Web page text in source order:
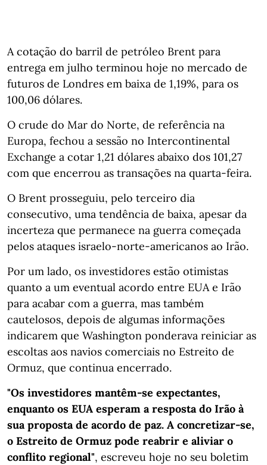
A cotação do barril de petróleo Brent para
entrega em julho terminou hoje no mercado de
futuros de Londres em baixa de 1,19%, para os
100,06 dólares.
O crude do Mar do Norte, de referência na
Europa, fechou a sessão no Intercontinental
Exchange a cotar 1,21 dólares abaixo dos 101,27
com que encerrou as transações na quarta-feira.
O Brent prosseguiu, pelo terceiro dia
consecutivo, uma tendência de baixa, apesar da
incerteza que permanece na guerra começada
pelos ataques israelo-norte-americanos ao Irão.
Por um lado, os investidores estão otimistas
quanto a um eventual acordo entre EUA e Irão
para acabar com a guerra, mas também
cautelosos, depois de algumas informações
indicarem que Washington ponderava reiniciar as
escoltas aos navios comerciais no Estreito de
Ormuz, que continua encerrado.
"Os investidores mantêm-se expectantes,
enquanto os EUA esperam a resposta do Irão à
sua proposta de acordo de paz. A concretizar-se,
o Estreito de Ormuz pode reabrir e aliviar o
conflito regional", escreveu hoje no seu boletim